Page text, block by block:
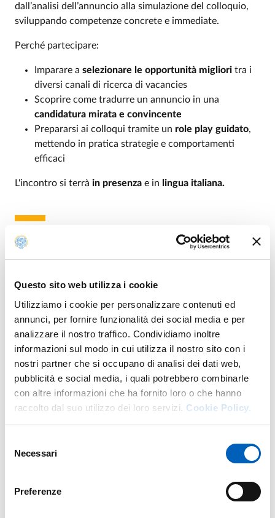
Questo sito web utilizza i cookie
Utilizziamo i cookie per personalizzare contenuti ed
annunci, per fornire funzionalità dei social media e per
analizzare il nostro traffico. Condividiamo inoltre
informazioni sul modo in cui utilizza il nostro sito con i
nostri partner che si occupano di analisi dei dati web,
pubblicità e social media, i quali potrebbero combinarle
con altre informazioni che ha fornito loro o che hanno
raccolto dal suo utilizzo dei loro servizi. Cookie Policy.
delNecessari
Preferenze
dall’analisi dell’annuncio alla simulazione del colloquio,
sviluppando competenze concrete e immediate.
Perché partecipare:
Imparare a selezionare le opportunità migliori tra i
diversi canali di ricerca di vacancies
Scoprire come tradurre un annuncio in una
candidatura mirata e convincente
Prepararsi ai colloqui tramite un role play guidato,
mettendo in pratica strategie e comportamenti
efficaci
L'incontro si terrà in presenza e in lingua italiana.
Modalità di accesso
Link per iscrizione obbligatoria
Registrazione obbligatoria. Laboratorio a numero chiuso.
E.